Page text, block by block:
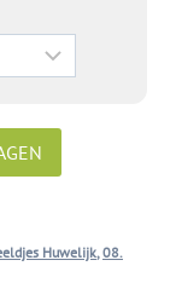
Huwelijk,08.